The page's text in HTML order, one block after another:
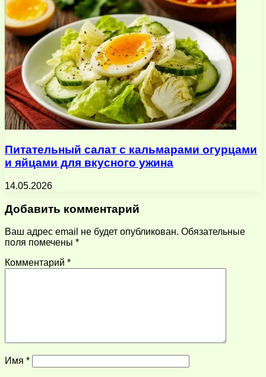
Питательный салат с кальмарами огурцами
и яйцами для вкусного ужина
14.05.2026
Добавить комментарий
Ваш адрес email не будет опубликован. Обязательные
поля помечены *
Комментарий *
Имя *